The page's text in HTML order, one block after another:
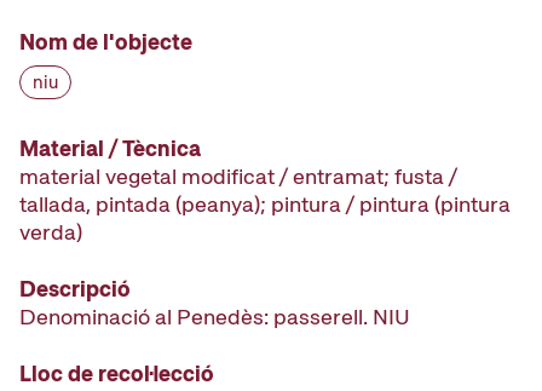
Nom de l'objecte
niu
Material / Tècnica
material vegetal modificat / entramat; fusta /
tallada, pintada (peanya); pintura / pintura (pintura
verda)
Descripció
Denominació al Penedès: passerell. NIU
Lloc de recol·lecció